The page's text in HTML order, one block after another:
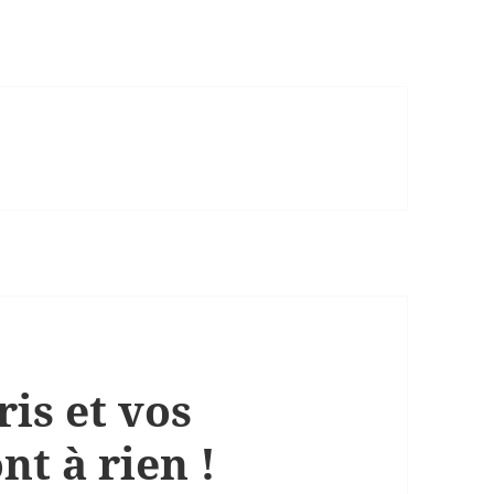
et vos
à rien !